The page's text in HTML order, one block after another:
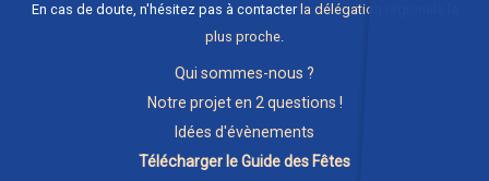
En cas de doute, n'hésitez pas à contacter la délégation régionale la
plus proche.
Qui sommes-nous ?
Notre projet en 2 questions !
Idées d'évènements
Télécharger le Guide des Fêtes